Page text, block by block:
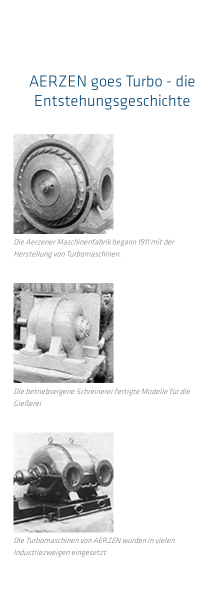
AERZEN goes Turbo - die
Entstehungsgeschichte
Die Aerzener Maschinenfabrik begann 1911 mit der
Herstellung von Turbomaschinen.
Die betriebseigene Schreinerei fertigte Modelle für die
Gießerei
Die Turbomaschinen von AERZEN wurden in vielen
Industriezweigen eingesetzt